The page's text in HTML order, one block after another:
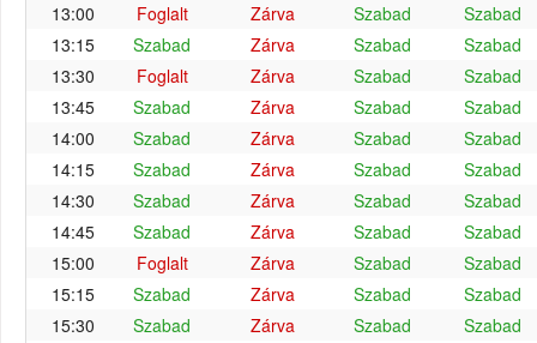
13:00
Foglalt Zárva Szabad
Szabad
13:15
Szabad Zárva Szabad
Szabad
13:30
Foglalt Zárva Szabad
Szabad
13:45
Szabad Zárva Szabad
Szabad
14:00
Szabad Zárva Szabad
Szabad
14:15
Szabad Zárva Szabad
Szabad
14:30
Szabad Zárva Szabad
Szabad
14:45
Szabad Zárva Szabad
Szabad
15:00
Foglalt Zárva Szabad
Szabad
15:15
Szabad Zárva Szabad
Szabad
15:30
Szabad Zárva Szabad
Szabad